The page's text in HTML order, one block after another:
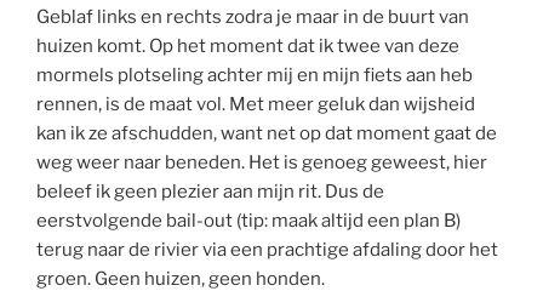
Geblaf links en rechts zodra je maar in de buurt van
huizen komt. Op het moment dat ik twee van deze
mormels plotseling achter mij en mijn fiets aan heb
rennen, is de maat vol. Met meer geluk dan wijsheid
kan ik ze afschudden, want net op dat moment gaat de
weg weer naar beneden. Het is genoeg geweest, hier
beleef ik geen plezier aan mijn rit. Dus de
eerstvolgende bail-out (tip: maak altijd een plan B)
terug naar de rivier via een prachtige afdaling door het
groen. Geen huizen, geen honden.